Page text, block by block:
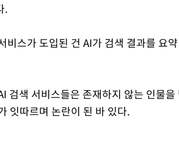
.
비스가 도입된 건 AI가 검색 결과를 요
검색 서비스들은 존재하지 않는 인물
잇따르며 논란이 된 바 있다.